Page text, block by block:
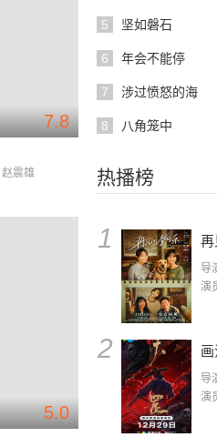
5 坚如磐石
6 年会不能停
7 涉过愤怒的海
8 八角笼中
热播榜
1 再
导
演员：闫
2
导
演员：孟
7.8
震雄
5.0